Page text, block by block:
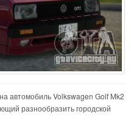
автомобиль Volkswagen Golf Mk2
разнообразить городской